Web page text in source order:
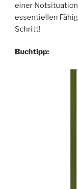
einer
essentiellen
Schritt!
Buchtipp: